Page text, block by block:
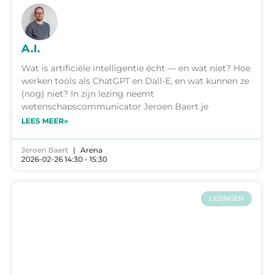
A.I.
Wat is artificiële intelligentie écht — en wat niet? Hoe
werken tools als ChatGPT en Dall-E, en wat kunnen ze
(nog) niet? In zijn lezing neemt
wetenschapscommunicator Jeroen Baert je
LEES MEER»
Jeroen Baert
Arena
2026-02-26 14:30 - 15:30
LEZINGEN